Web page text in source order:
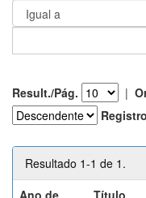
Result./Pág. |
Resultado 1-1 de 1.
Ano de
Título